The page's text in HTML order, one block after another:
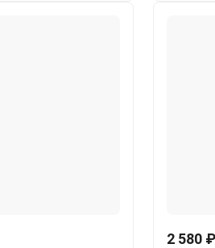
2 580 ₽